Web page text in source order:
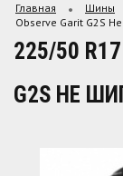
Главная Шины
Observe Garit G2S
225/50 R17
G2S НЕ